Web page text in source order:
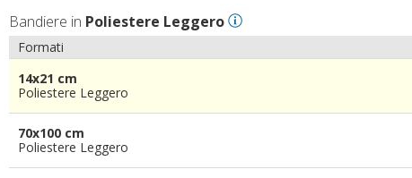
Bandiere in Poliestere Leggero
Formati
14x21 cm
Poliestere Leggero
70x100 cm
Poliestere Leggero